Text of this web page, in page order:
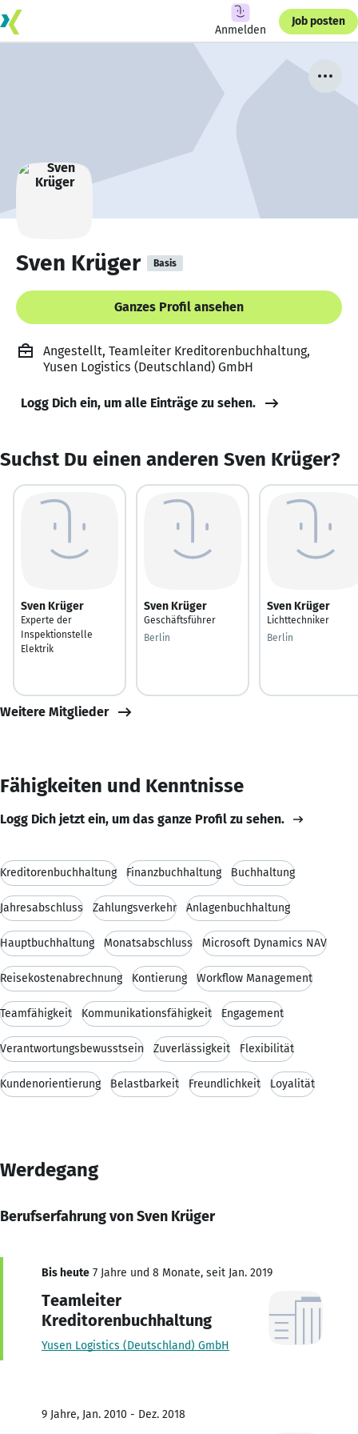
Anmelden
Job posten
Sven Krüger Basis
Ganzes Profil ansehen
Angestellt, Teamleiter Kreditorenbuchhaltung,
Yusen Logistics (Deutschland) GmbH
Logg Dich ein, um alle Einträge zu sehen.
Suchst Du einen anderen Sven Krüger?
Sven Krüger
Experte der
Inspektionstelle
Elektrik
Sven Krüger
Geschäftsführer
Berlin
Sven Krüger
Lichttechniker
Berlin
Weitere Mitglieder
Fähigkeiten und Kenntnisse
Logg Dich jetzt ein, um das ganze Profil zu sehen.
Kreditorenbuchhaltung Finanzbuchhaltung Buchhaltung
Jahresabschluss Zahlungsverkehr Anlagenbuchhaltung
Hauptbuchhaltung Monatsabschluss Microsoft Dynamics NAV
Reisekostenabrechnung Kontierung Workflow Management
Teamfähigkeit Kommunikationsfähigkeit Engagement
Verantwortungsbewusstsein Zuverlässigkeit Flexibilität
Kundenorientierung Belastbarkeit Freundlichkeit Loyalität
Werdegang
Berufserfahrung von Sven Krüger
Bis heute 7 Jahre und 8 Monate, seit Jan. 2019
Teamleiter
Kreditorenbuchhaltung
Yusen Logistics (Deutschland) GmbH
9 Jahre, Jan. 2010 - Dez. 2018